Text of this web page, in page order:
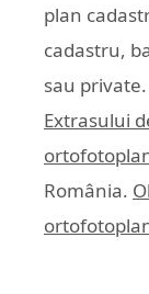
plan
cadastru,
sau
Extrasului
România.